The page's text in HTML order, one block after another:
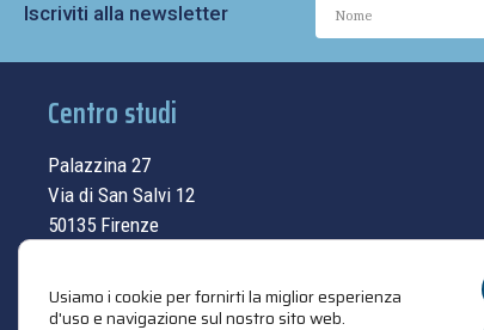
Iscriviti alla newsletter
Centro studi
Palazzina 27
Via di San Salvi 12
50135 Firenze
contatti
Usiamo i cookie per fornirti la miglior esperienza
d'uso e navigazione sul nostro sito web.